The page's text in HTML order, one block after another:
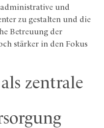
und
zu gestalten und die
Betreuung der
stärker in den Fokus
zentrale